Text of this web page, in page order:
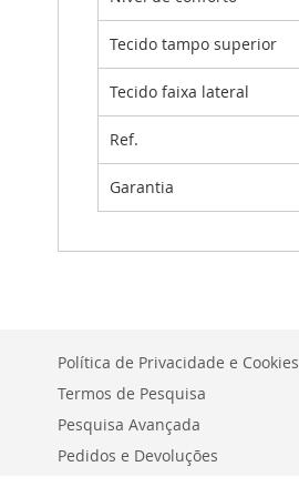
Tecido tampo superior
Tecido faixa lateral
Ref.
Garantia
Política de Privacidade e Cookies
Termos de Pesquisa
Pesquisa Avançada
Pedidos e Devoluções